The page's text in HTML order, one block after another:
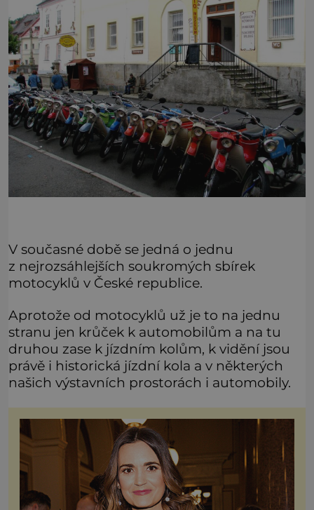
V současné době se jedná o jednu
z nejrozsáhlejších soukromých sbírek
motocyklů v České republice.
Aprotože od motocyklů už je to na jednu
stranu jen krůček k automobilům a na tu
druhou zase k jízdním kolům, k vidění jsou
právě i historická jízdní kola a v některých
našich výstavních prostorách i automobily.